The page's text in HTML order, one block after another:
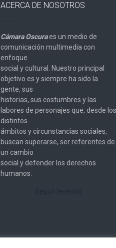
ACERCA DE NOSOTROS
Cámara Oscuraes un medio de
comunicación multimedia con
enfoque
social y cultural. Nuestro principal
objetivo es y siempre ha sido la
gente, sus
historias, sus costumbres y las
labores de personajes que, desde los
distintos
ámbitos y circunstancias sociales,
buscan superarse, ser referentes de
un cambio
social y defender los derechos
humanos.